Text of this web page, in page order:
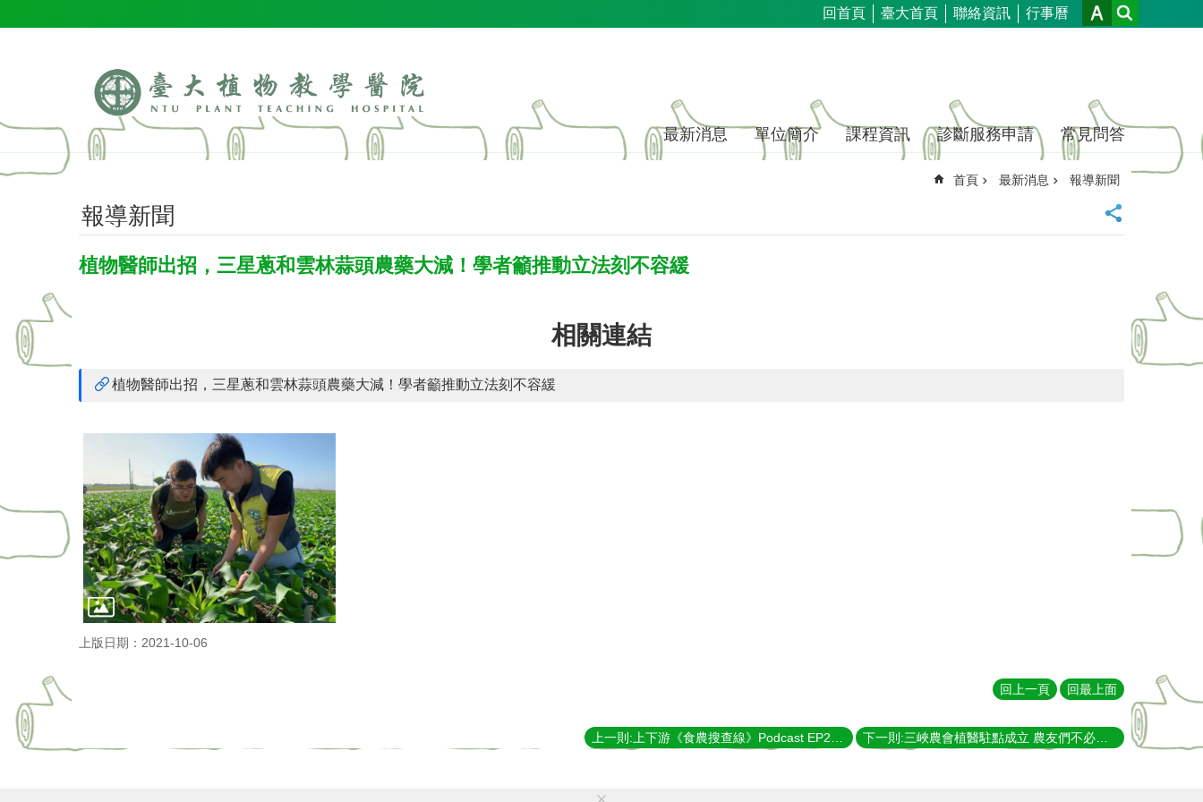
回首頁 臺大首頁 聯絡資訊 行事曆
最新消息 單位簡介 課程資訊 診斷服務申請 常見問答
首頁 最新消息 報導新聞
報導新聞
植物醫師出招，三星蔥和雲林蒜頭農藥大減！學者籲推動立法刻不容緩
相關連結
植物醫師出招，三星蔥和雲林蒜頭農藥大減！學者籲推動立法刻不容緩
上版日期：2021-10-06
回上一頁 回最上面
上一則:上下游《食農搜查線》Podcast EP24 植物醫師專訪 下一則:三峽農會植醫駐點成立 農友們不必再擔心